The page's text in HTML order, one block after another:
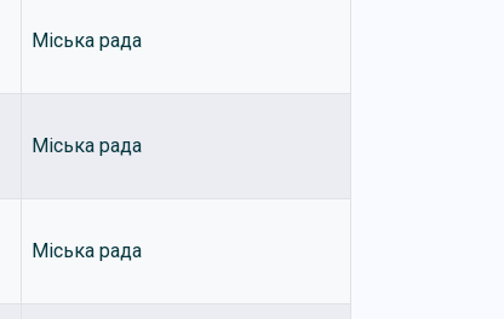
Міська рада
Міська рада
Міська рада